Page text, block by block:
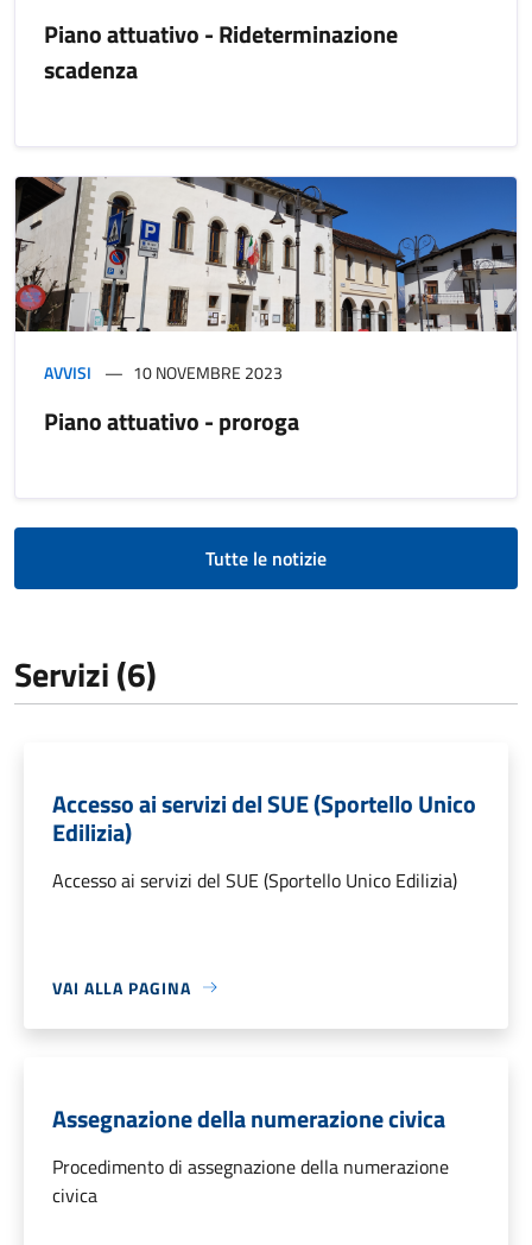
Piano attuativo - Rideterminazione
scadenza
AVVISI 10 NOVEMBRE 2023
Piano attuativo - proroga
Tutte le notizie
Servizi (6)
Accesso ai servizi del SUE (Sportello Unico
Edilizia)
Accesso ai servizi del SUE (Sportello Unico Edilizia)
VAI ALLA PAGINA
Assegnazione della numerazione civica
Procedimento di assegnazione della numerazione
civica